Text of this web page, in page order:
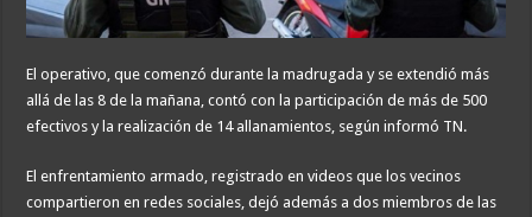
El operativo, que comenzó durante la madrugada y se extendió más
allá de las 8 de la mañana, contó con la participación de más de 500
efectivos y la realización de 14 allanamientos, según informó TN.
El enfrentamiento armado, registrado en videos que los vecinos
compartieron en redes sociales, dejó además a dos miembros de las